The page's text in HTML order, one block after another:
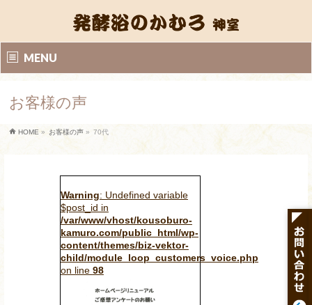
MENU
お客様の声
HOME » お客様の声 » 70代
Warning: Undefined variable
$post_id in
/var/www/vhost/kousoburo-
kamuro.com/public_html/wp-
content/themes/biz-vektor-
child/module_loop_customers_voice.php
on line 98